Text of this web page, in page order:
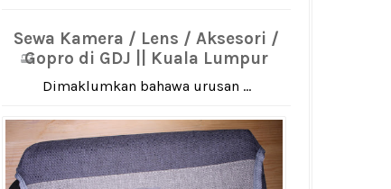
Sewa Kamera / Lens / Aksesori /
Gopro di GDJ || Kuala Lumpur
Dimaklumkan bahawa urusan ...